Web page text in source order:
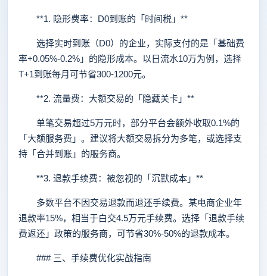
**1. 隐形费率：D0到账的「时间税」**
选择实时到账（D0）的企业，实际支付的是「基础费
率+0.05%-0.2%」的隐形成本。以日流水10万为例，选择
T+1到账每月可节省300-1200元。
**2. 流量费：大额交易的「隐藏关卡」**
单笔交易超过5万元时，部分平台会额外收取0.1%的
「大额服务费」。建议将大额交易拆分为多笔，或选择支
持「合并到账」的服务商。
**3. 退款手续费：被忽视的「沉默成本」**
多数平台不因交易退款而退还手续费。某电商企业年
退款率15%，相当于白交4.5万元手续费。选择「退款手续
费返还」政策的服务商，可节省30%-50%的退款成本。
### 三、手续费优化实战指南